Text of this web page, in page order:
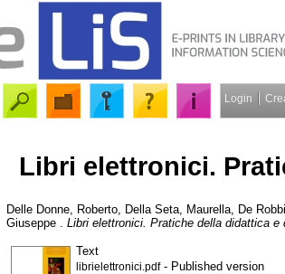
Login
Libri elettronici.
Delle Donne, Roberto Della Seta, Maurella De
Giuseppe
Libri elettronici. Pratiche della didattica e
Text
librielettronici.pdf- Published version